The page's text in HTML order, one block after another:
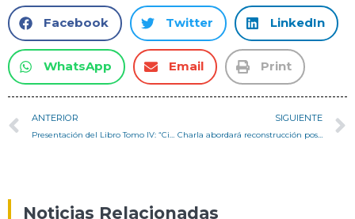
Facebook Twitter LinkedIn
WhatsApp Email Print
ANTERIOR SIGUIENTE
Charla abordará reconstrucción postincendio en Viña del Mar: experiencia práctica y aprendizajes
Noticias Relacionadas